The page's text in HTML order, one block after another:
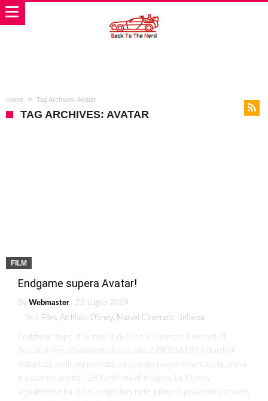
Home Tag Archives: Avatar
TAG ARCHIVES: AVATAR
FILM
Endgame supera Avatar!
By Webmaster
22 Luglio 2019
in :
Film, Archivio, Disney, Marvel Cinematic Universe
Endgame dopo due mesi è riuscito a superare il record di
Avatar. Il film attualmente è a quota 2,790216193 miliardi di
dollari. La pellicola potrebbe a questo punto diventare la prima
a superare anche i 2800 milioni di incasso. La Disney
attualmente ha 3 dei propri film nelle prime 5 posizioni assolute,